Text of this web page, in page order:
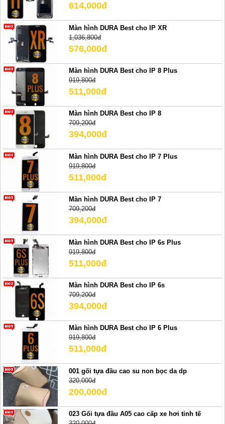
614,000đ
Màn hình DURA Best cho IP XR
1,036,800đ
576,000đ
Màn hình DURA Best cho IP 8 Plus
919,800đ
511,000đ
Màn hình DURA Best cho IP 8
709,200đ
394,000đ
Màn hình DURA Best cho IP 7 Plus
919,800đ
511,000đ
Màn hình DURA Best cho IP 7
709,200đ
394,000đ
Màn hình DURA Best cho IP 6s Plus
919,800đ
511,000đ
Màn hình DURA Best cho IP 6s
709,200đ
394,000đ
Màn hình DURA Best cho IP 6 Plus
919,800đ
511,000đ
001 gối tựa đầu cao su non bọc da dp
320,000đ
200,000đ
023 Gối tựa đầu A05 cao cấp xe hơi tinh tế